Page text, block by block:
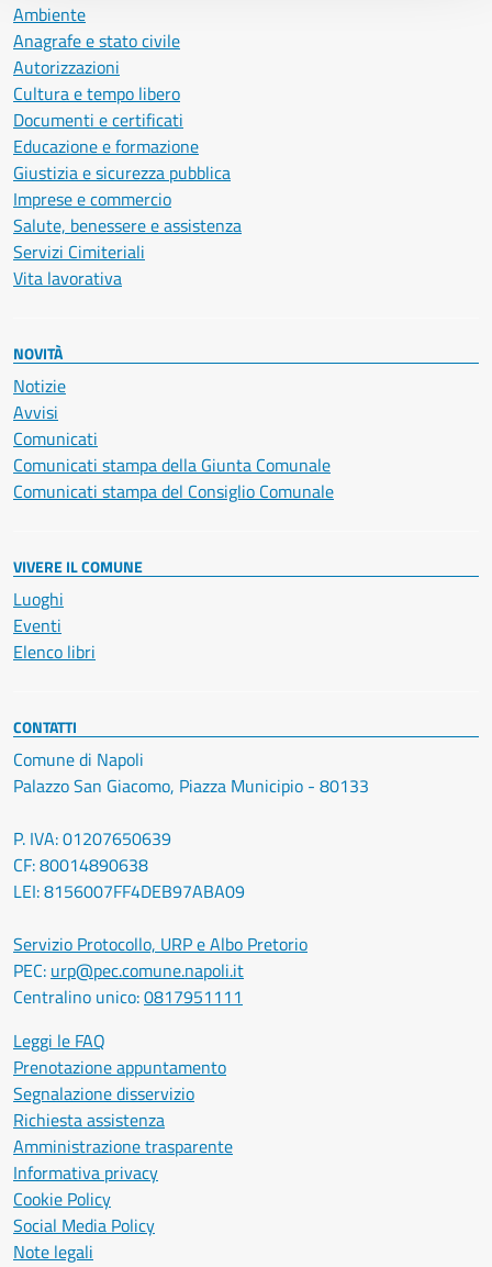
Ambiente
Anagrafe e stato civile
Autorizzazioni
Cultura e tempo libero
Documenti e certificati
Educazione e formazione
Giustizia e sicurezza pubblica
Imprese e commercio
Salute, benessere e assistenza
Servizi Cimiteriali
Vita lavorativa
NOVITÀ
Notizie
Avvisi
Comunicati
Comunicati stampa della Giunta Comunale
Comunicati stampa del Consiglio Comunale
VIVERE IL COMUNE
Luoghi
Eventi
Elenco libri
CONTATTI
Comune di Napoli
Palazzo San Giacomo, Piazza Municipio - 80133
P. IVA: 01207650639
CF: 80014890638
LEI: 8156007FF4DEB97ABA09
Servizio Protocollo, URP e Albo Pretorio
PEC: urp@pec.comune.napoli.it
Centralino unico:0817951111
Leggi le FAQ
Prenotazione appuntamento
Segnalazione disservizio
Richiesta assistenza
Amministrazione trasparente
Informativa privacy
Cookie Policy
Social Media Policy
Note legali